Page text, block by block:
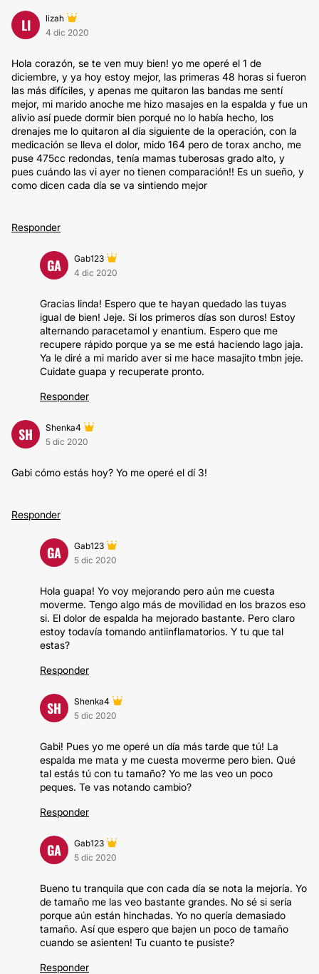
LI
lizah
4 dic 2020
Hola corazón, se te ven muy bien! yo me operé el 1 de
diciembre, y ya hoy estoy mejor, las primeras 48 horas si fueron
las más difíciles, y apenas me quitaron las bandas me sentí
mejor, mi marido anoche me hizo masajes en la espalda y fue un
alivio así puede dormir bien porqué no lo había hecho, los
drenajes me lo quitaron al día siguiente de la operación, con la
medicación se lleva el dolor, mido 164 pero de torax ancho, me
puse 475cc redondas, tenía mamas tuberosas grado alto, y
pues cuándo las vi ayer no tienen comparación!! Es un sueño, y
como dicen cada día se va sintiendo mejor
Responder
GA
Gab123
4 dic 2020
Gracias linda! Espero que te hayan quedado las tuyas
igual de bien! Jeje. Si los primeros días son duros! Estoy
alternando paracetamol y enantium. Espero que me
recupere rápido porque ya se me está haciendo lago jaja.
Ya le diré a mi marido aver si me hace masajito tmbn jeje.
Cuidate guapa y recuperate pronto.
Responder
SH
Shenka4
5 dic 2020
Gabi cómo estás hoy? Yo me operé el dí 3!
Responder
GA
Gab123
5 dic 2020
Hola guapa! Yo voy mejorando pero aún me cuesta
moverme. Tengo algo más de movilidad en los brazos eso
si. El dolor de espalda ha mejorado bastante. Pero claro
estoy todavía tomando antiinflamatorios. Y tu que tal
estas?
Responder
SH
Shenka4
5 dic 2020
Gabi! Pues yo me operé un día más tarde que tú! La
espalda me mata y me cuesta moverme pero bien. Qué
tal estás tú con tu tamaño? Yo me las veo un poco
peques. Te vas notando cambio?
Responder
GA
Gab123
5 dic 2020
Bueno tu tranquila que con cada día se nota la mejoría. Yo
de tamaño me las veo bastante grandes. No sé si sería
porque aún están hinchadas. Yo no quería demasiado
tamaño. Así que espero que bajen un poco de tamaño
cuando se asienten! Tu cuanto te pusiste?
Responder